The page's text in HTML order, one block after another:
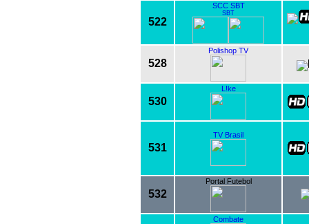
522
SCC SBT
SBT
528
Polishop TV
530
L!ke
531
TV Brasil
532
Portal Futebol
Combate